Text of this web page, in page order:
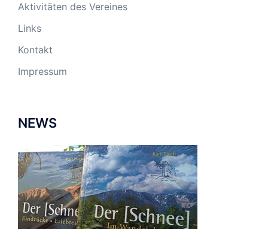
Aktivitäten des Vereines
Links
Kontakt
Impressum
NEWS